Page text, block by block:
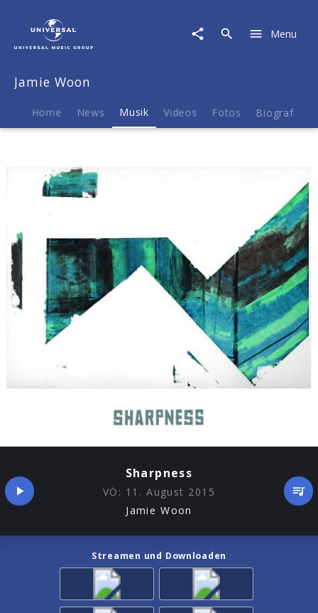
Musik
Sharpness
Menu
Jamie Woon
Home News Musik Videos Fotos Biografie
Sharpness
VÖ: 11. August 2015
Jamie Woon
Streamen und Downloaden